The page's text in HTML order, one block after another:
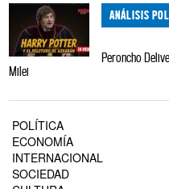
ANÁLISIS
Peroncho
Milei
POLÍTICA
ECONOMÍA
INTERNACIONAL
SOCIEDAD